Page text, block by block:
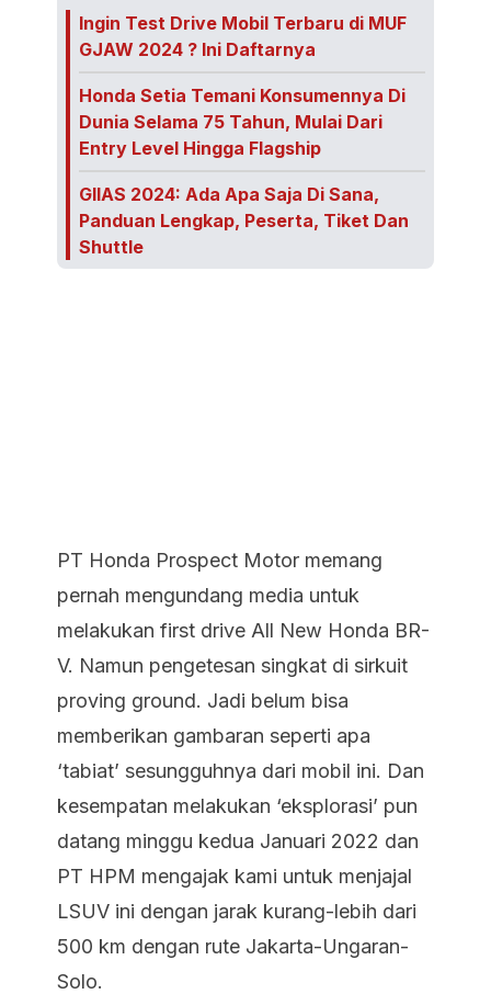
Ingin Test Drive Mobil Terbaru di MUF
GJAW 2024 ? Ini Daftarnya
Honda Setia Temani Konsumennya Di
Dunia Selama 75 Tahun, Mulai Dari
Entry Level Hingga Flagship
GIIAS 2024: Ada Apa Saja Di Sana,
Panduan Lengkap, Peserta, Tiket Dan
Shuttle
PT Honda Prospect Motor memang
pernah mengundang media untuk
melakukan first drive All New Honda BR-
V. Namun pengetesan singkat di sirkuit
proving ground. Jadi belum bisa
memberikan gambaran seperti apa
‘tabiat’ sesungguhnya dari mobil ini. Dan
kesempatan melakukan ‘eksplorasi’ pun
datang minggu kedua Januari 2022 dan
PT HPM mengajak kami untuk menjajal
LSUV ini dengan jarak kurang-lebih dari
500 km dengan rute Jakarta-Ungaran-
Solo.